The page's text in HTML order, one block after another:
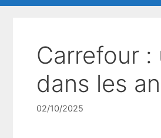
Carrefour
dans les
02/10/2025